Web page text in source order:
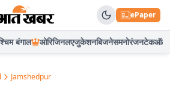
ePaper
बंगाल ओरिजिनलएजुकेशनबिजनेसमनोरंजनटेकऑटो
Jamshedpur